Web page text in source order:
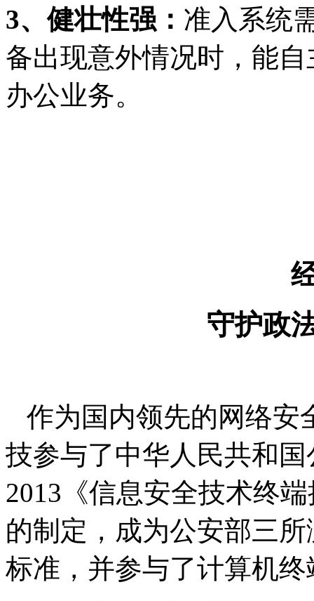
3、健壮性强： 准入系统
备出现意外情况时，能
办公业务。
守护政
作为国内领先的网络安
技参与了中华人民共和
2013 《信息安全技术终
的制定，成为公安部三
标准，并参与了计算机